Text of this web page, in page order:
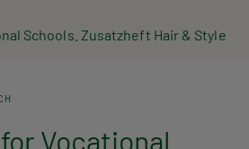
Schools. Zusatzheft Hair & Style
Vocational